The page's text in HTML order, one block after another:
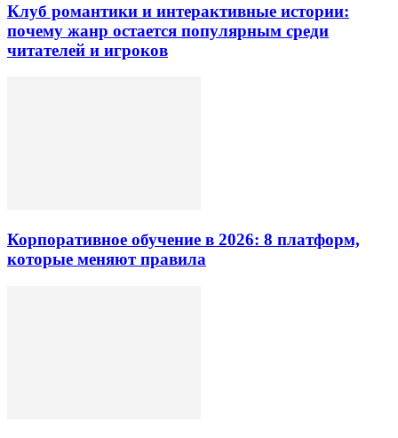
Клуб романтики и интерактивные истории:
почему жанр остается популярным среди
читателей и игроков
Корпоративное обучение в 2026: 8 платформ,
которые меняют правила